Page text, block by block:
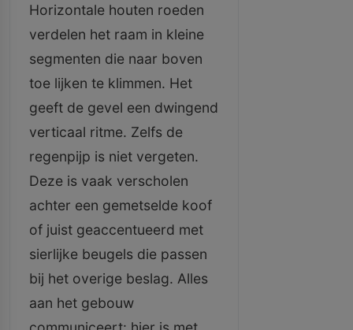
Horizontale houten roeden
verdelen het raam in kleine
segmenten die naar boven
toe lijken te klimmen. Het
geeft de gevel een dwingend
verticaal ritme. Zelfs de
regenpijp is niet vergeten.
Deze is vaak verscholen
achter een gemetselde koof
of juist geaccentueerd met
sierlijke beugels die passen
bij het overige beslag. Alles
aan het gebouw